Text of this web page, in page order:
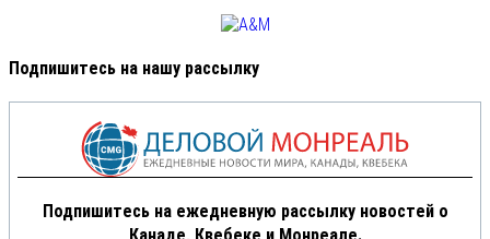
Подпишитесь на нашу рассылку
Подпишитесь на ежедневную рассылку новостей о